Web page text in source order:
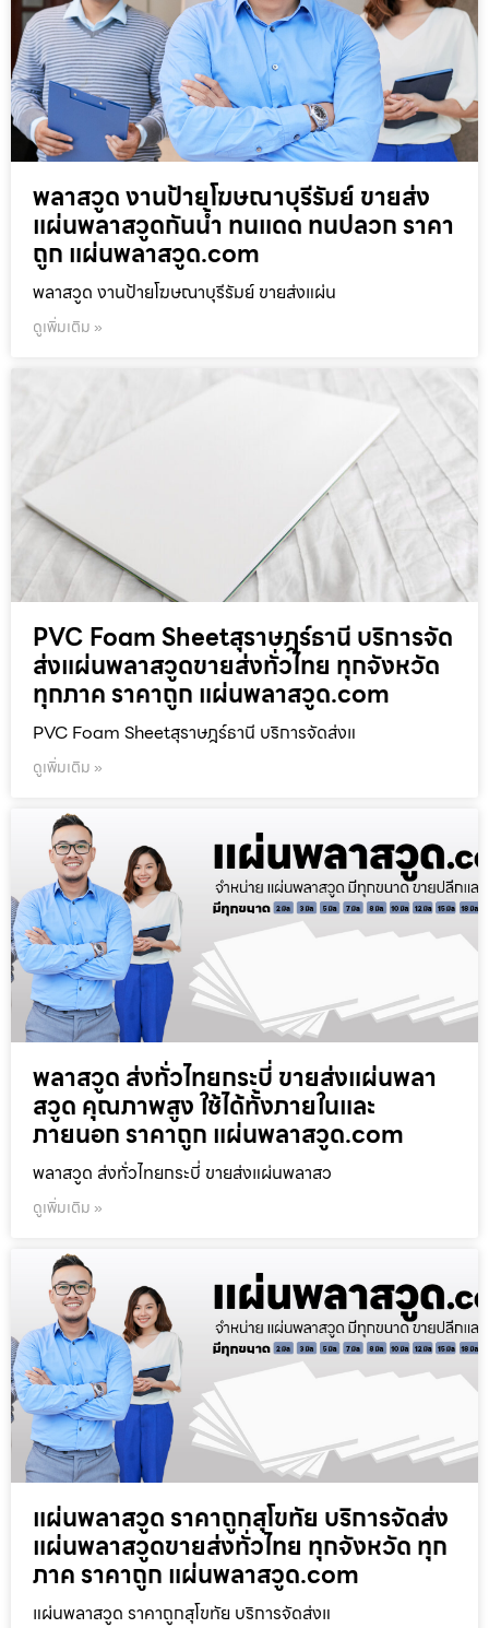
พลาสวูด งานป้ายโฆษณาบุรีรัมย์ ขายส่ง
แผ่นพลาสวูดกันน้ำ ทนแดด ทนปลวก ราคา
ถูก แผ่นพลาสวูด.com
พลาสวูด งานป้ายโฆษณาบุรีรัมย์ ขายส่งแผ่น
ดูเพิ่มเติม »
PVC Foam Sheetสุราษฎร์ธานี บริการจัด
ส่งแผ่นพลาสวูดขายส่งทั่วไทย ทุกจังหวัด
ทุกภาค ราคาถูก แผ่นพลาสวูด.com
PVC Foam Sheetสุราษฎร์ธานี บริการจัดส่งแ
ดูเพิ่มเติม »
พลาสวูด ส่งทั่วไทยกระบี่ ขายส่งแผ่นพลา
สวูด คุณภาพสูง ใช้ได้ทั้งภายในและ
ภายนอก ราคาถูก แผ่นพลาสวูด.com
พลาสวูด ส่งทั่วไทยกระบี่ ขายส่งแผ่นพลาสว
ดูเพิ่มเติม »
แผ่นพลาสวูด ราคาถูกสุโขทัย บริการจัดส่ง
แผ่นพลาสวูดขายส่งทั่วไทย ทุกจังหวัด ทุก
ภาค ราคาถูก แผ่นพลาสวูด.com
แผ่นพลาสวูด ราคาถูกสุโขทัย บริการจัดส่งแ